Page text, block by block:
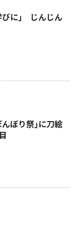
びに｣ じんじん
ぼり祭｣に刀絵